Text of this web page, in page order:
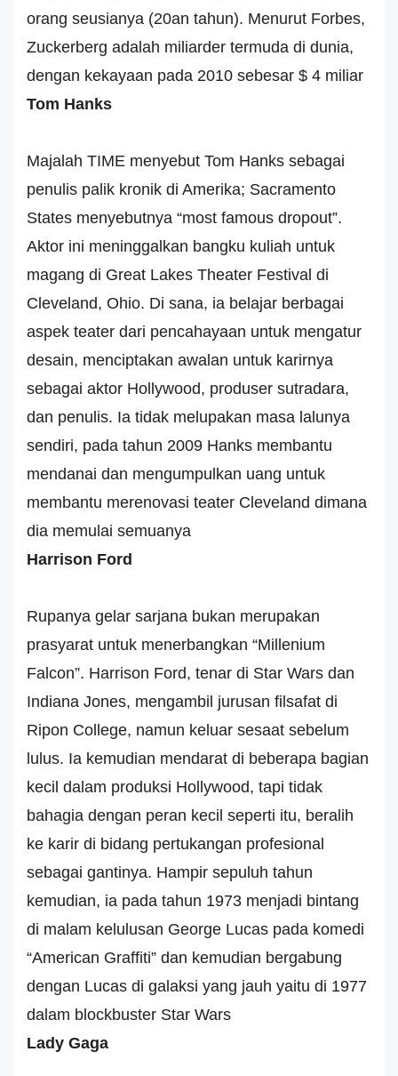
orang seusianya (20an tahun). Menurut Forbes,
Zuckerberg adalah miliarder termuda di dunia,
dengan kekayaan pada 2010 sebesar $ 4 miliar
Tom Hanks
Majalah TIME menyebut Tom Hanks sebagai
penulis palik kronik di Amerika; Sacramento
States menyebutnya “most famous dropout”.
Aktor ini meninggalkan bangku kuliah untuk
magang di Great Lakes Theater Festival di
Cleveland, Ohio. Di sana, ia belajar berbagai
aspek teater dari pencahayaan untuk mengatur
desain, menciptakan awalan untuk karirnya
sebagai aktor Hollywood, produser sutradara,
dan penulis. Ia tidak melupakan masa lalunya
sendiri, pada tahun 2009 Hanks membantu
mendanai dan mengumpulkan uang untuk
membantu merenovasi teater Cleveland dimana
dia memulai semuanya
Harrison Ford
Rupanya gelar sarjana bukan merupakan
prasyarat untuk menerbangkan “Millenium
Falcon”. Harrison Ford, tenar di Star Wars dan
Indiana Jones, mengambil jurusan filsafat di
Ripon College, namun keluar sesaat sebelum
lulus. Ia kemudian mendarat di beberapa bagian
kecil dalam produksi Hollywood, tapi tidak
bahagia dengan peran kecil seperti itu, beralih
ke karir di bidang pertukangan profesional
sebagai gantinya. Hampir sepuluh tahun
kemudian, ia pada tahun 1973 menjadi bintang
di malam kelulusan George Lucas pada komedi
“American Graffiti” dan kemudian bergabung
dengan Lucas di galaksi yang jauh yaitu di 1977
dalam blockbuster Star Wars
Lady Gaga